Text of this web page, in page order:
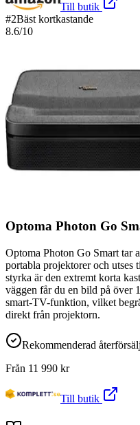
Till butik
#2Bäst kortkastande
8.6/10
Optoma Photon Go
Optoma Photon Go Smart tar
portabla projektorer och utses
styrka är den extremt korta
väggen får du en bild på över
smart-TV-funktion, vilket
direkt från projektorn.
Rekommenderad
Från 11 990 kr
Till butik